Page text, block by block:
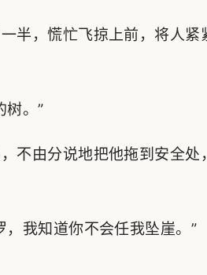
半，慌忙飞掠上前，将人紧
树。”
不由分说地把他拖到安全处
我知道你不会任我坠崖。”